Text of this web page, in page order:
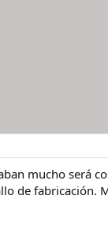
mucho será
de fabricación.